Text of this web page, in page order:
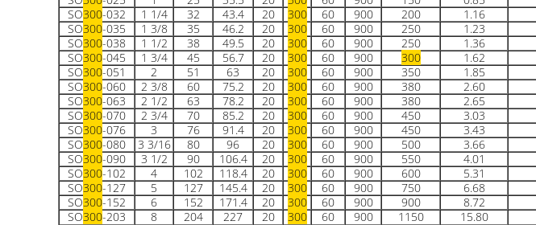
SO300-032 1 1/4 32 43.4 20 300 60 900 200 1.16
SO300-035 1 3/8 35 46.2 20 300 60 900 250 1.23
SO300-038 1 1/2 38 49.5 20 300 60 900 250 1.36
SO300-045 1 3/4 45 56.7 20 300 60 900 300 1.62
SO300-051 2 51 63 20 300 60 900 350 1.85
SO300-060 2 3/8 60 75.2 20 300 60 900 380 2.60
SO300-063 2 1/2 63 78.2 20 300 60 900 380 2.65
SO300-070 2 3/4 70 85.2 20 300 60 900 450 3.03
SO300-076 3 76 91.4 20 300 60 900 450 3.43
SO300-080 3 3/16 80 96 20 300 60 900 500 3.66
SO300-090 3 1/2 90 106.4 20 300 60 900 550 4.01
SO300-102 4 102 118.4 20 300 60 900 600 5.31
SO300-127 5 127 145.4 20 300 60 900 750 6.68
SO300-152 6 152 171.4 20 300 60 900 900 8.72
SO300-203 8 204 227 20 300 60 900 1150 15.80